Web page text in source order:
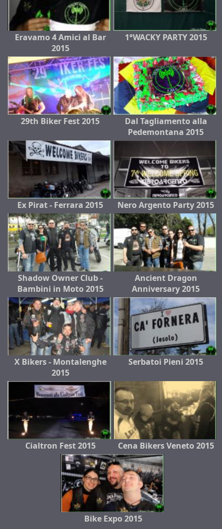
Eravamo 4 Amici al Bar
2015
1°WACKY PARTY 2015
29th Biker Fest 2015
Dal Tagliamento alla
Pedemontana 2015
Ex Pirat - Ferrara 2015 Nero Argento Party 2015
Shadow Owner Club -
Bambini in Moto 2015
Ancient Dragon
Anniversary 2015
X Bikers - Montalenghe
2015
Serbatoi Pieni 2015
Cialtron Fest 2015 Cena Bikers Veneto 2015
Bike Expo 2015